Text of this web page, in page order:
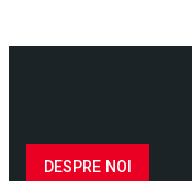
DESPRE NOI